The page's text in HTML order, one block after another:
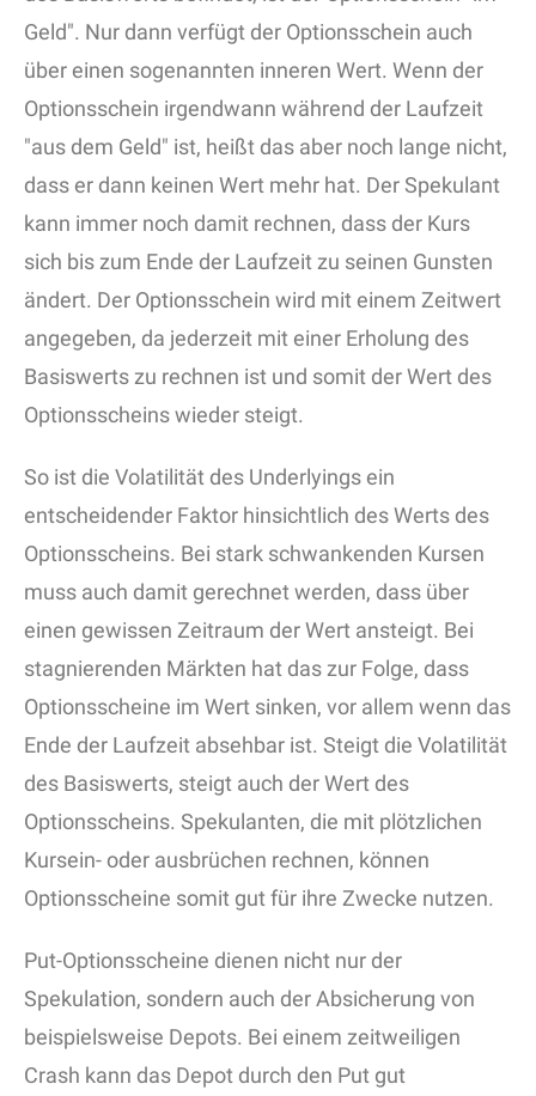
Geld". Nur dann verfügt der Optionsschein auch
über einen sogenannten inneren Wert. Wenn der
Optionsschein irgendwann während der Laufzeit
"aus dem Geld" ist, heißt das aber noch lange nicht,
dass er dann keinen Wert mehr hat. Der Spekulant
kann immer noch damit rechnen, dass der Kurs
sich bis zum Ende der Laufzeit zu seinen Gunsten
ändert. Der Optionsschein wird mit einem Zeitwert
angegeben, da jederzeit mit einer Erholung des
Basiswerts zu rechnen ist und somit der Wert des
Optionsscheins wieder steigt.
So ist die Volatilität des Underlyings ein
entscheidender Faktor hinsichtlich des Werts des
Optionsscheins. Bei stark schwankenden Kursen
muss auch damit gerechnet werden, dass über
einen gewissen Zeitraum der Wert ansteigt. Bei
stagnierenden Märkten hat das zur Folge, dass
Optionsscheine im Wert sinken, vor allem wenn das
Ende der Laufzeit absehbar ist. Steigt die Volatilität
des Basiswerts, steigt auch der Wert des
Optionsscheins. Spekulanten, die mit plötzlichen
Kursein- oder ausbrüchen rechnen, können
Optionsscheine somit gut für ihre Zwecke nutzen.
Put-Optionsscheine dienen nicht nur der
Spekulation, sondern auch der Absicherung von
beispielsweise Depots. Bei einem zeitweiligen
Crash kann das Depot durch den Put gut